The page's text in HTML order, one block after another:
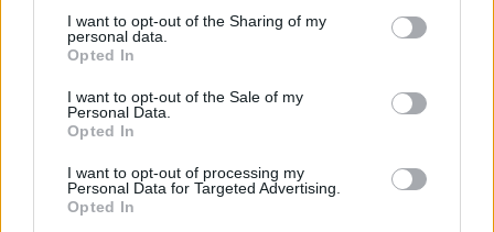
not limited to your visit or usage behaviour. You may click to
grant or deny consent to Google and its third-party tags to
use your data for below specified purposes in below Google
consent section.
I want to opt-out of the Sharing of my
personal data.
Opted In
I want to opt-out of the Sale of my
Personal Data.
Opted In
I want to opt-out of processing my
Personal Data for Targeted Advertising.
Opted In
Ιός Δυτικού Νείλου: Στην
Αττική τα περισσότερα
Εκρηκτικό κοκτέιλ